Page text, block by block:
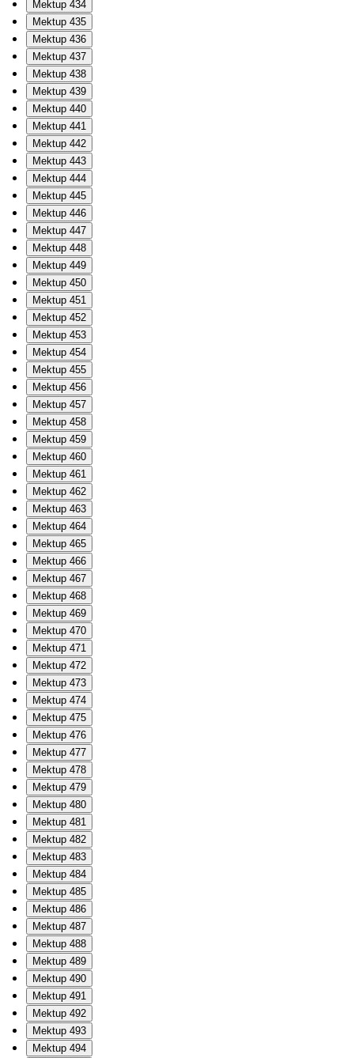
Mektup 434
Mektup 435
Mektup 436
Mektup 437
Mektup 438
Mektup 439
Mektup 440
Mektup 441
Mektup 442
Mektup 443
Mektup 444
Mektup 445
Mektup 446
Mektup 447
Mektup 448
Mektup 449
Mektup 450
Mektup 451
Mektup 452
Mektup 453
Mektup 454
Mektup 455
Mektup 456
Mektup 457
Mektup 458
Mektup 459
Mektup 460
Mektup 461
Mektup 462
Mektup 463
Mektup 464
Mektup 465
Mektup 466
Mektup 467
Mektup 468
Mektup 469
Mektup 470
Mektup 471
Mektup 472
Mektup 473
Mektup 474
Mektup 475
Mektup 476
Mektup 477
Mektup 478
Mektup 479
Mektup 480
Mektup 481
Mektup 482
Mektup 483
Mektup 484
Mektup 485
Mektup 486
Mektup 487
Mektup 488
Mektup 489
Mektup 490
Mektup 491
Mektup 492
Mektup 493
Mektup 494